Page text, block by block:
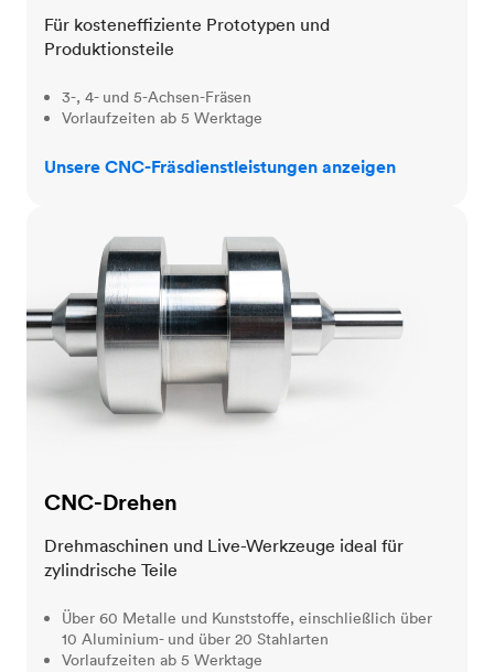
Für kosteneffiziente Prototypen und
Produktionsteile
3-, 4- und 5-Achsen-Fräsen
Vorlaufzeiten ab 5 Werktage
Unsere CNC-Fräsdienstleistungen anzeigen
CNC-Drehen
Drehmaschinen und Live-Werkzeuge ideal für
zylindrische Teile
Über 60 Metalle und Kunststoffe, einschließlich über
10 Aluminium- und über 20 Stahlarten
Vorlaufzeiten ab 5 Werktage